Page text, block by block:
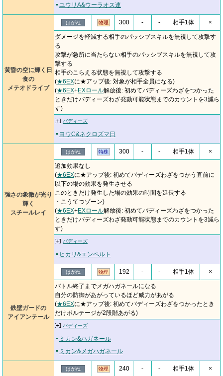
ユウリA&ウーラオス連
黄昏の空に輝く日
食の
メテオドライブ
はがね 物理 300 - - 相手1体 ×
ダメージを軽減する相手のパッシブスキルを無視して攻撃す
る
攻撃が急所に当たらない相手のパッシブスキルを無視して攻
撃する
相手のこらえる状態を無視して攻撃する
(★6EXに★アップ後: 対象が相手全員になる)
(★6EX+EXロール解放後: 初めてバディーズわざをつかった
ときだけバディーズわざ発動可能状態までのカウントを3減ら
す)
バディーズ
ヨウC&ネクロズマ日
強さの象徴が光り
輝く
スチールレイ
はがね 特殊 300 - - 相手1体 ×
追加効果なし
(★6EXに★アップ後: 初めてバディーズわざをつかう直前に
以下の場の効果を発生させる
このときだけ発生した場の効果の時間を延長する
・こうてつゾーン)
(★6EX+EXロール解放後: 初めてバディーズわざをつかった
ときだけバディーズわざ発動可能状態までのカウントを3減ら
す)
バディーズ
ヒカリ&エンペルト
鉄壁ガードの
アイアンテール
はがね 物理 192 - - 相手1体 ×
バトル終了までメガハガネールになる
自分の防御があがっているほど威力があがる
(★6EXに★アップ後: 初めてバディーズわざをつかったとき
だけボルテージが2段階あがる)
バディーズ
ミカン&ハガネール
ミカン&メガハガネール
はがね 物理 240 - - 相手1体 ×